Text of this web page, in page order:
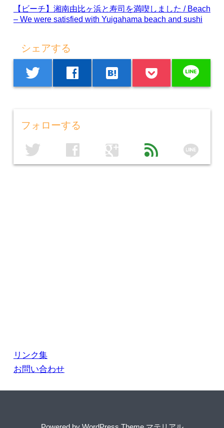
【ビーチ】湘南由比ヶ浜と寿司を満喫しました / Beach
– We were satisfied with Yuigahama beach and sushi
シェアする
twitter facebook hatenabookmark line
フォローする
twitter facebook google feed line
リンク集
お問い合わせ